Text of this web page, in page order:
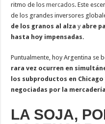
ritmo de losmercados. Este
de los grandes inversores
de los granos al alza y abre
hasta hoy impensadas.
Puntualmente, hoy Argentina se
rara vez ocurren en
los subproductos en Chicago
negociadas por la
LA SOJA,